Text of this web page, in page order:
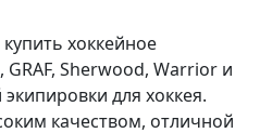
хоккейное
GRAF, Sherwood, Warrior и
для хоккея.
качеством, отличной